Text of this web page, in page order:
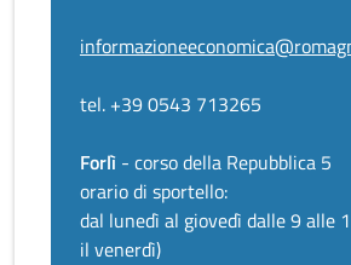
tel. +39 0543 713265
Forlì - corso della Repubblica 5
orario di sportello:
dal lunedì al giovedì dalle 9 alle
il venerdì)